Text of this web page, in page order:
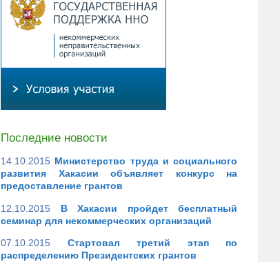
Последние новости
14.10.2015 Министерство труда и социального
развития Хакасии объявляет конкурс на
предоставление грантов
12.10.2015
В Хакасии пройдет бесплатный
семинар для некоммерческих организаций
07.10.2015
Стартовал третий этап по
распределению Президентских грантов